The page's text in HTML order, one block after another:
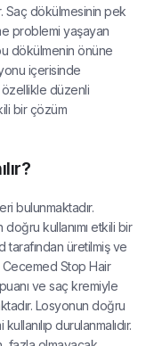
Saç dökülmesinin pek
problemi yaşayan
dökülmenin önüne
içerisinde
özellikle düzenli
bir çözüm
bulunmaktadır.
kullanımı etkili bir
üretilmiş ve
Stop Hair
ve saç kremiyle
Losyonun doğru
durulanmalıdır.